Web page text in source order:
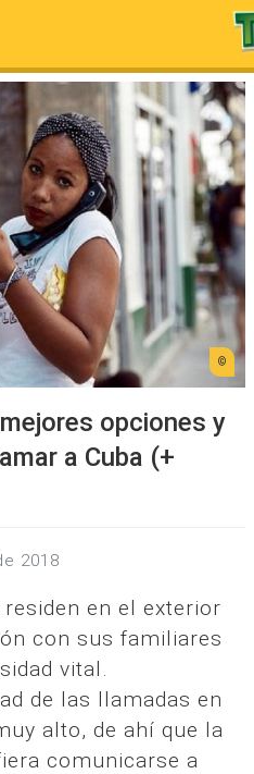
opciones y
a Cuba (+
2018
en el exterior
con sus familiares
vital.
de las llamadas en
alto, de ahí que la
comunicarse a